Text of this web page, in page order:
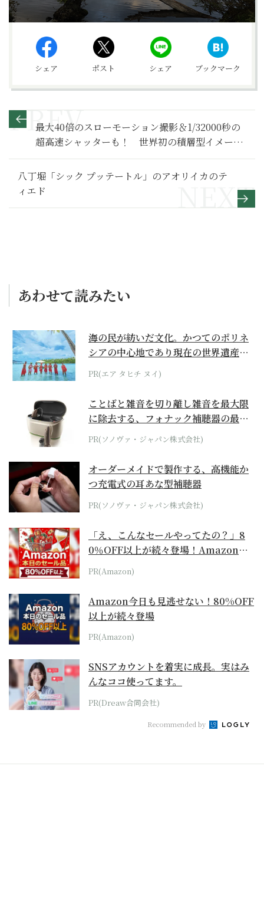
シェア ポスト シェア ブックマーク
最大40倍のスローモーション撮影＆1/32000秒の
超高速シャッターも！ 世界初の積層型イメージ
センサー「Exmor RS」でコンデジが進化する
八丁堀「シック プッテートル」のアオリイカのテ
ィエド
あわせて読みたい
海の民が紡いだ文化。かつてのポリネ
シアの中心地であり現在の世界遺産か
らみえてくる...
PR(エア タヒチ ヌイ)
ことばと雑音を切り離し雑音を最大限
に除去する、フォナック補聴器の最上
位モデル
PR(ソノヴァ・ジャパン株式会社)
オーダーメイドで製作する、高機能か
つ充電式の耳あな型補聴器
PR(ソノヴァ・ジャパン株式会社)
「え、こんなセールやってたの？」8
0％OFF以上が続々登場！Amazonの
本気が...
PR(Amazon)
Amazon今日も見逃せない！80%OFF
以上が続々登場
PR(Amazon)
SNSアカウントを着実に成長。実はみ
んなココ使ってます。
PR(Dreaw合同会社)
Recommended by